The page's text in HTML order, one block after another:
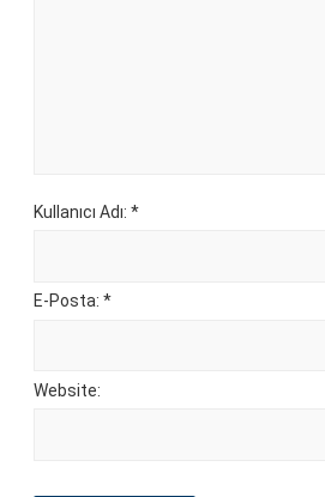
Kullanıcı Adı: *
E-Posta: *
Website: